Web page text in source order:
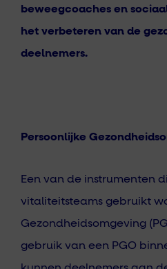
beweegcoaches en
het verbeteren van de
deelnemers.
Persoonlijke
Een van de instrumenten
vitaliteitsteams gebruikt
Gezondheidsomgeving
gebruik van een PGO